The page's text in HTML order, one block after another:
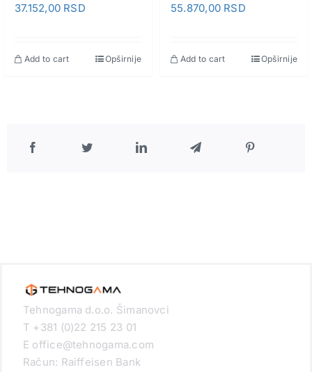
37.152,00 RSD
Add to cart Opširnije
55.870,00 RSD
Add to cart Opširnije
Tehnogama d.o.o. Šimanovci
T +381 (0)22 215 23 01
E office@tehnogama.com
Račun: Raiffeisen Bank